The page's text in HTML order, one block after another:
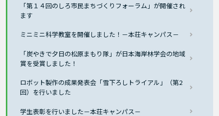
「第１４回のしろ市民まちづくりフォーラム」が開催され
ます
ミニミニ科学教室を開催しました！－本荘キャンパス－
「炭やきで夕日の松原まもり隊」が日本海岸林学会の地域
賞を受賞しました！
ロボット製作の成果発表会「雪下ろしトライアル」（第2
回）を行いました
学生表彰を行いました－本荘キャンパス－